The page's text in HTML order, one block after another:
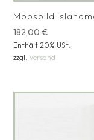
Moosbild
182,00€
Enthält 20% USt.
zzgl.Versand